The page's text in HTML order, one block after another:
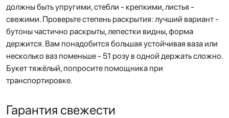
должны быть упругими, стебли - крепкими, листья -
свежими. Проверьте степень раскрытия: лучший вариант -
бутоны частично раскрыты, лепестки видны, форма
держится. Вам понадобится большая устойчивая ваза или
несколько ваз поменьше - 51 розу в одной держать сложно.
Букет тяжёлый, попросите помощника при
транспортировке.
Гарантия свежести